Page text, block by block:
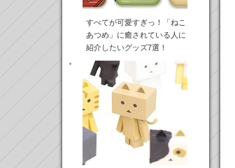
すべてが可愛すぎっ！「ねこ
あつめ」に癒されている人に
紹介したいグッズ7選！